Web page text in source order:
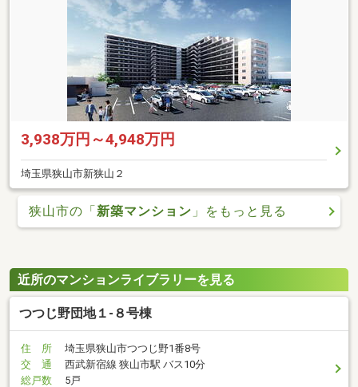
3,938万円～4,948万円
埼玉県狭山市新狭山２
狭山市の「新築マンション 」をもっと見る
近所のマンションライブラリーを見る
つつじ野団地１-８号棟
住 所
埼玉県狭山市つつじ野1番8号
交 通
西武新宿線 狭山市駅 バス10分
総戸数
5戸